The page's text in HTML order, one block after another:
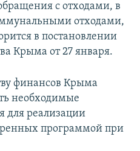
с отходами, в
отходами,
в постановлении
Крыма от 27 января.
финансов Крыма
необходимые
для реализации
программой при